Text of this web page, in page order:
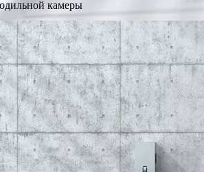
камеры